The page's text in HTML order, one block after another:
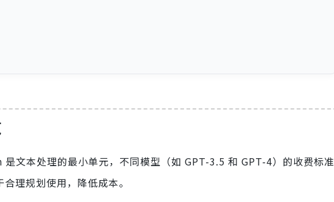
文本处理的最小单元，不同模型（如 GPT-3.5 和 GPT-4）的收费标准
理规划使用，降低成本。